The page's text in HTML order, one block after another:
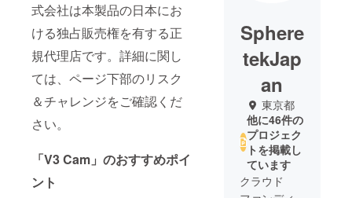
式会社は本製品の日本にお
ける独占販売権を有する正
規代理店です。詳細に関し
ては、ページ下部のリスク
＆チャレンジをご確認くだ
さい。
「V3 Cam」のおすすめポイ
ント
Sphere
tekJap
an
東京都
他に46件の
プロジェク
トを掲載し
ています
クラウド